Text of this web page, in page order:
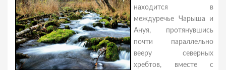
находится в
междуречье Чарыша и
Ануя, протянувшись
почти параллельно
вееру северных
хребтов, вместе с